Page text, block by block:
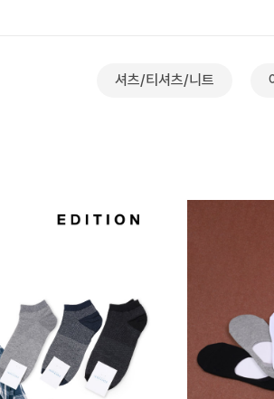
셔츠/티셔츠/니트